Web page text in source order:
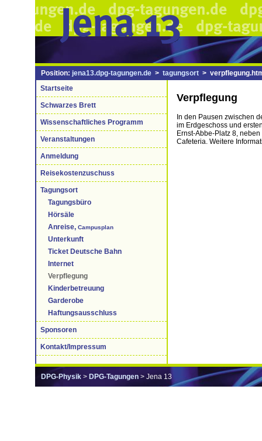
Position: jena13.dpg-tagungen.de > tagungsort >
Startseite
Schwarzes Brett
Wissenschaftliches Programm
Veranstaltungen
Anmeldung
Reisekostenzuschuss
Tagungsort
Tagungsbüro
Hörsäle
Anreise, Campusplan
Unterkunft
Ticket Deutsche Bahn
Internet
Verpflegung
Kinderbetreuung
Garderobe
Haftungsausschluss
Sponsoren
Kontakt/Impressum
Verpflegung
In den Pausen zwischen
im Erdgeschoss und
Ernst-Abbe-Platz 8,
Cafeteria. Weitere
DPG-Physik > DPG-Tagungen > Jena 13